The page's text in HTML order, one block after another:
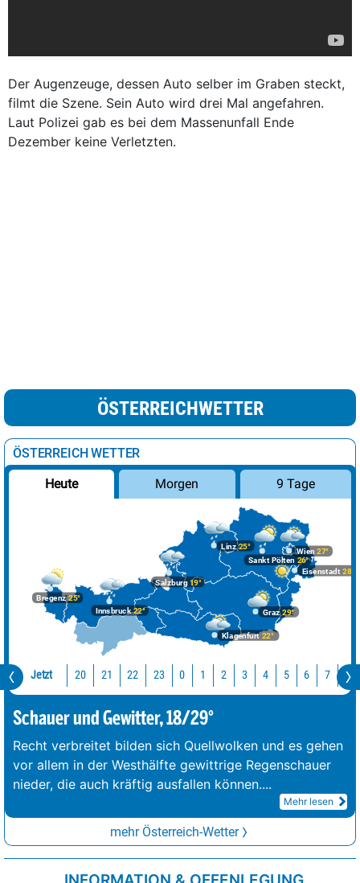
Der Augenzeuge, dessen Auto selber im Graben steckt,
filmt die Szene. Sein Auto wird drei Mal angefahren.
Laut Polizei gab es bei dem Massenunfall Ende
Dezember keine Verletzten.
ÖSTERREICHWETTER
ÖSTERREICH WETTER
Heute Morgen 9 Tage
Bregenz25°
Graz29°
Innsbruck22°
Klagenfurt 22°
Linz25°
Salzburg19°
Wien 27°
Eisenstadt 28°
Sankt Pölten 26°
Jetzt 20 21 22 23 0 1 2 3 4 5 6 7 8
Schauer und Gewitter, 18/29°
Recht verbreitet bilden sich Quellwolken und es gehen
vor allem in der Westhälfte gewittrige Regenschauer
nieder, die auch kräftig ausfallen können....
Mehr lesen
mehr Österreich-Wetter